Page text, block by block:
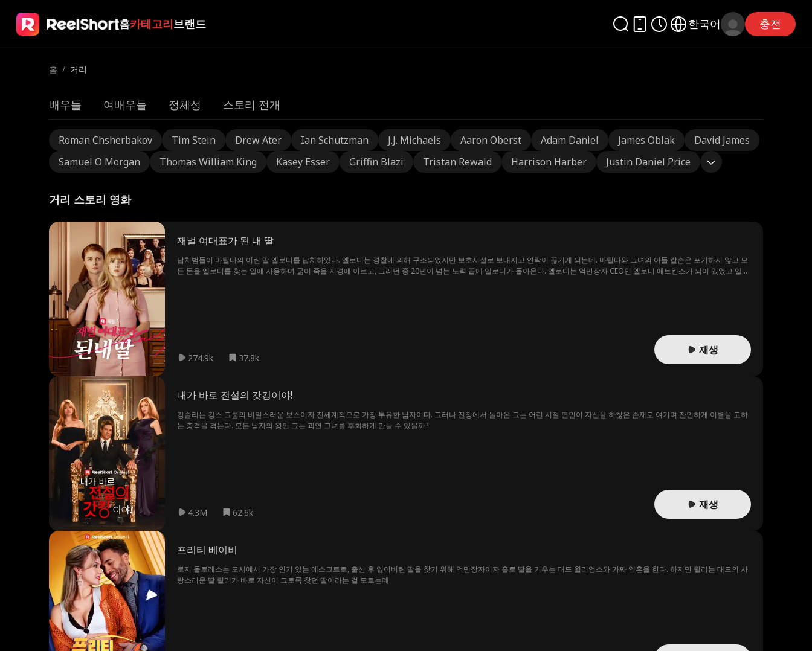
홈카테고리브랜드 한국어 충전
홈 / 거리
배우들 여배우들 정체성 스토리 전개
Roman Chsherbakov Tim Stein Drew Ater Ian Schutzman J.J. Michaels Aaron Oberst Adam Daniel James Oblak
David James
Samuel O Morgan
Thomas William King Kasey Esser Griffin Blazi Tristan Rewald Harrison Harber Justin Daniel Price
거리 스토리 영화
재벌 여대표가 된 내 딸
납치범들이 마틸다의 어린 딸 엘로디를 납치하였다. 엘로디는 경찰에 의해 구조되었지만 보호시설로 보내지고 연락이 끊기게 되는데. 마틸다와 그녀의 아들 칼슨은 포기하지 않고 모
든 돈을 엘로디를 찾는 일에 사용하며 굶어 죽을 지경에 이르고, 그러던 중 20년이 넘는 노력 끝에 엘로디가 돌아온다. 엘로디는 억만장자 CEO인 엘로디 애트킨스가 되어 있었고 엘로
274.9k 37.8k
재생
내가 바로 전설의 갓킹이야!
킹슬리는 킹스 그룹의 비밀스러운 보스이자 전세계적으로 가장 부유한 남자이다. 그러나 전장에서 돌아온 그는 어린 시절 연인이 자신을 하찮은 존재로 여기며 잔인하게 이별을 고하
는 충격을 겪는다. 모든 남자의 왕인 그는 과연 그녀를 후회하게 만들 수 있을까?
4.3M 62.6k
재생
프리티 베이비
로지 돌로레스는 도시에서 가장 인기 있는 에스코트로, 출산 후 잃어버린 딸을 찾기 위해 억만장자이자 홀로 딸을 키우는 태드 윌리엄스와 가짜 약혼을 한다. 하지만 릴리는 태드의 사
랑스러운 딸 릴리가 바로 자신이 그토록 찾던 딸이라는 걸 모르는데.